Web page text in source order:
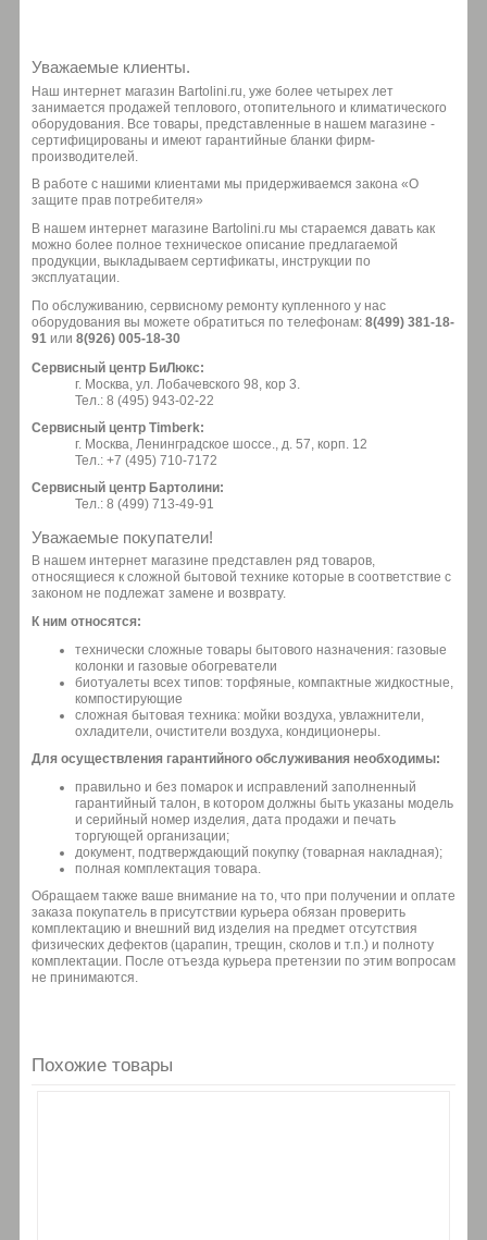
Уважаемые клиенты.
Наш интернет магазин Bartolini.ru, уже более четырех лет
занимается продажей теплового, отопительного и климатического
оборудования. Все товары, представленные в нашем магазине -
сертифицированы и имеют гарантийные бланки фирм-
производителей.
В работе с нашими клиентами мы придерживаемся закона «О
защите прав потребителя»
В нашем интернет магазине Bartolini.ru мы стараемся давать как
можно более полное техническое описание предлагаемой
продукции, выкладываем сертификаты, инструкции по
эксплуатации.
По обслуживанию, сервисному ремонту купленного у нас
оборудования вы можете обратиться по телефонам: 8(499) 381-18-
91 или 8(926) 005-18-30
Сервисный центр БиЛюкс:
г. Москва, ул. Лобачевского 98, кор 3.
Тел.: 8 (495) 943-02-22
Сервисный центр Timberk:
г. Москва, Ленинградское шоссе., д. 57, корп. 12
Тел.: +7 (495) 710-7172
Сервисный центр Бартолини:
Тел.: 8 (499) 713-49-91
Уважаемые покупатели!
В нашем интернет магазине представлен ряд товаров,
относящиеся к сложной бытовой технике которые в соответствие с
законом не подлежат замене и возврату.
К ним относятся:
технически сложные товары бытового назначения: газовые
колонки и газовые обогреватели
биотуалеты всех типов: торфяные, компактные жидкостные,
компостирующие
сложная бытовая техника: мойки воздуха, увлажнители,
охладители, очистители воздуха, кондиционеры.
Для осуществления гарантийного обслуживания необходимы:
правильно и без помарок и исправлений заполненный
гарантийный талон, в котором должны быть указаны модель
и серийный номер изделия, дата продажи и печать
торгующей организации;
документ, подтверждающий покупку (товарная накладная);
полная комплектация товара.
Обращаем также ваше внимание на то, что при получении и оплате
заказа покупатель в присутствии курьера обязан проверить
комплектацию и внешний вид изделия на предмет отсутствия
физических дефектов (царапин, трещин, сколов и т.п.) и полноту
комплектации. После отъезда курьера претензии по этим вопросам
не принимаются.
Похожие товары